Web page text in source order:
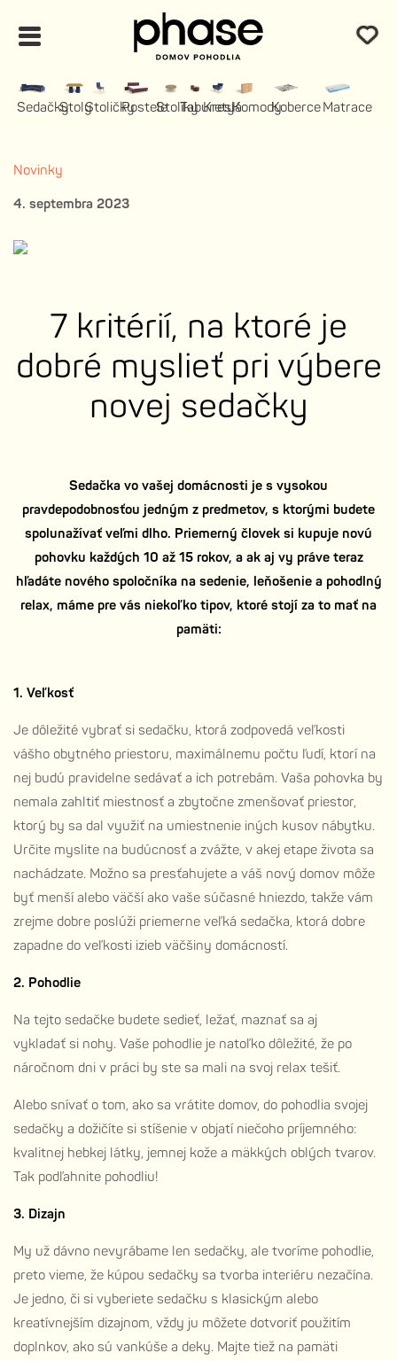
SedačkyStolyStoličkyPosteleStolíkyTaburety
KresláKomodyKoberceMatrace
Novinky
4. septembra 2023
7 kritérií, na ktoré je
dobré myslieť pri výbere
novej sedačky
Sedačka vo vašej domácnosti je s vysokou
pravdepodobnosťou jedným z predmetov, s ktorými budete
spolunažívať veľmi dlho. Priemerný človek si kupuje novú
pohovku každých 10 až 15 rokov, a ak aj vy práve teraz
hľadáte nového spoločníka na sedenie, leňošenie a pohodlný
relax, máme pre vás niekoľko tipov, ktoré stojí za to mať na
pamäti:
1. Veľkosť
Je dôležité vybrať si sedačku, ktorá zodpovedá veľkosti
vášho obytného priestoru, maximálnemu počtu ľudí, ktorí na
nej budú pravidelne sedávať a ich potrebám. Vaša pohovka by
nemala zahltiť miestnosť a zbytočne zmenšovať priestor,
ktorý by sa dal využiť na umiestnenie iných kusov nábytku.
Určite myslite na budúcnosť a zvážte, v akej etape života sa
nachádzate. Možno sa presťahujete a váš nový domov môže
byť menší alebo väčší ako vaše súčasné hniezdo, takže vám
zrejme dobre poslúži priemerne veľká sedačka, ktorá dobre
zapadne do veľkosti izieb väčšiny domácností.
2. Pohodlie
Na tejto sedačke budete sedieť, ležať, maznať sa aj
vykladať si nohy. Vaše pohodlie je natoľko dôležité, že po
náročnom dni v práci by ste sa mali na svoj relax tešiť.
Alebo snívať o tom, ako sa vrátite domov, do pohodlia svojej
sedačky a dožičíte si stíšenie v objatí niečoho príjemného:
kvalitnej hebkej látky, jemnej kože a mäkkých oblých tvarov.
Tak podľahnite pohodliu!
3. Dizajn
My už dávno nevyrábame len sedačky, ale tvoríme pohodlie,
preto vieme, že kúpou sedačky sa tvorba interiéru nezačína.
Je jedno, či si vyberiete sedačku s klasickým alebo
kreatívnejším dizajnom, vždy ju môžete dotvoriť použitím
doplnkov, ako sú vankúše a deky. Majte tiež na pamäti